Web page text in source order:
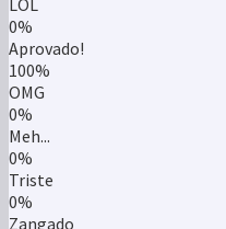
LOL
0%
Aprovado!
100%
OMG
0%
Meh...
0%
Triste
0%
Zangado